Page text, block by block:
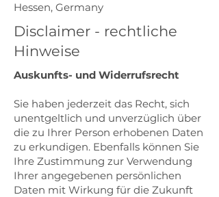
Hessen, Germany
Disclaimer - rechtliche
Hinweise
Auskunfts- und Widerrufsrecht
Sie haben jederzeit das Recht, sich
unentgeltlich und unverzüglich über
die zu Ihrer Person erhobenen Daten
zu erkundigen. Ebenfalls können Sie
Ihre Zustimmung zur Verwendung
Ihrer angegebenen persönlichen
Daten mit Wirkung für die Zukunft